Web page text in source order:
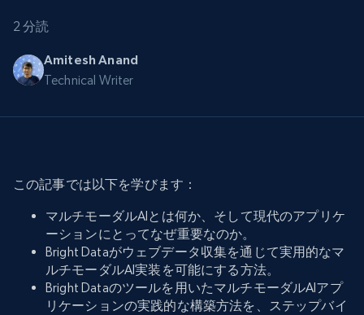
2 分読
Amitesh Anand
Technical Writer
この記事では以下を学びます：
マルチモーダルAIとは何か、そして現代のアプリケ
ーションにとってなぜ重要なのか。
Bright Dataがウェブデータ収集を通じて実用的なマ
ルチモーダルAI実装を可能にする方法。
Bright Dataのツールを用いたマルチモーダルAIアプ
リケーションの実践的な構築方法を、ステップバイ